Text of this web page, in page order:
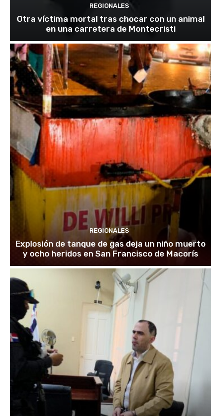
REGIONALES
Otra víctima mortal tras chocar con un animal
en una carretera de Montecristi
REGIONALES
Explosión de tanque de gas deja un niño muerto
y ocho heridos en San Francisco de Macorís